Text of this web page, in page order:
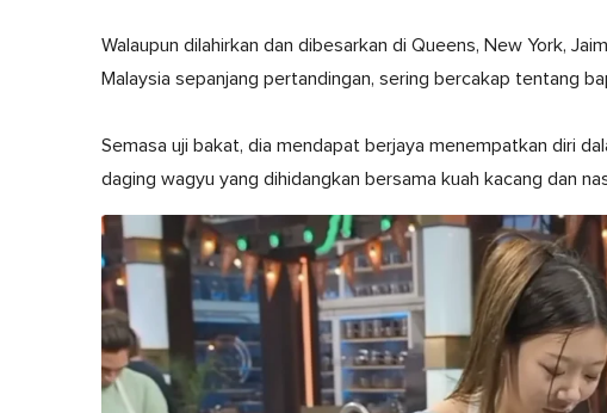
Walaupun dilahirkan dan dibesarkan di Queens, New York,
Malaysia sepanjang pertandingan, sering bercakap tentang
Semasa uji bakat, dia mendapat berjaya menempatkan diri
daging wagyu yang dihidangkan bersama kuah kacang dan